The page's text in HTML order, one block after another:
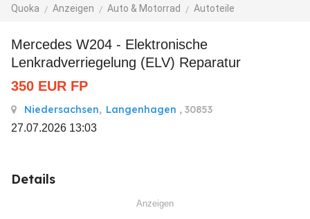
Quoka Anzeigen Auto & Motorrad Autoteile
Mercedes W204 - Elektronische
Lenkradverriegelung (ELV) Reparatur
350 EUR FP
Niedersachsen, Langenhagen , 30853
27.07.2026 13:03
Details
Anzeigen